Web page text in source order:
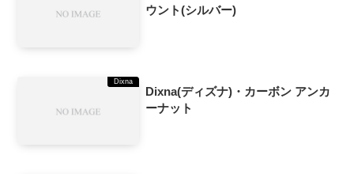
ウント(シルバー)
Dixna
Dixna(ディズナ)・カーボン アンカ
ーナット